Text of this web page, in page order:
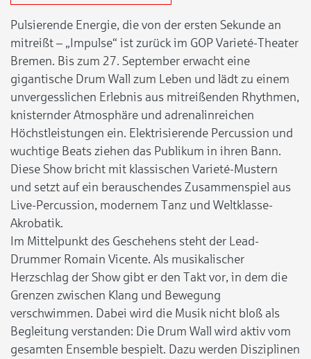
Pulsierende Energie, die von der ersten Sekunde an
mitreißt – „Impulse“ ist zurück im GOP Varieté-Theater
Bremen. Bis zum 27. September erwacht eine
gigantische Drum Wall zum Leben und lädt zu einem
unvergesslichen Erlebnis aus mitreißenden Rhythmen,
knisternder Atmosphäre und adrenalinreichen
Höchstleistungen ein. Elektrisierende Percussion und
wuchtige Beats ziehen das Publikum in ihren Bann.
Diese Show bricht mit klassischen Varieté-Mustern
und setzt auf ein berauschendes Zusammenspiel aus
Live-Percussion, modernem Tanz und Weltklasse-
Akrobatik.
Im Mittelpunkt des Geschehens steht der Lead-
Drummer Romain Vicente. Als musikalischer
Herzschlag der Show gibt er den Takt vor, in dem die
Grenzen zwischen Klang und Bewegung
verschwimmen. Dabei wird die Musik nicht bloß als
Begleitung verstanden: Die Drum Wall wird aktiv vom
gesamten Ensemble bespielt. Dazu werden Disziplinen